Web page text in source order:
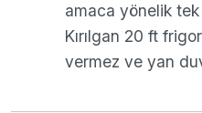
amaca yönelik tek
Kırılgan 20 ft
vermez ve yan